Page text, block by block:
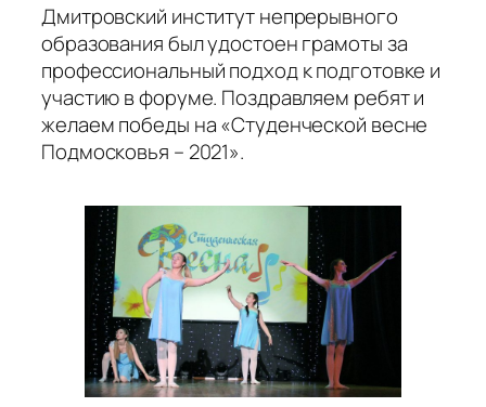
Дмитровский институт непрерывного
образования был удостоен грамоты за
профессиональный подход к подготовке и
участию в форуме. Поздравляем ребят и
желаем победы на «Студенческой весне
Подмосковья – 2021».